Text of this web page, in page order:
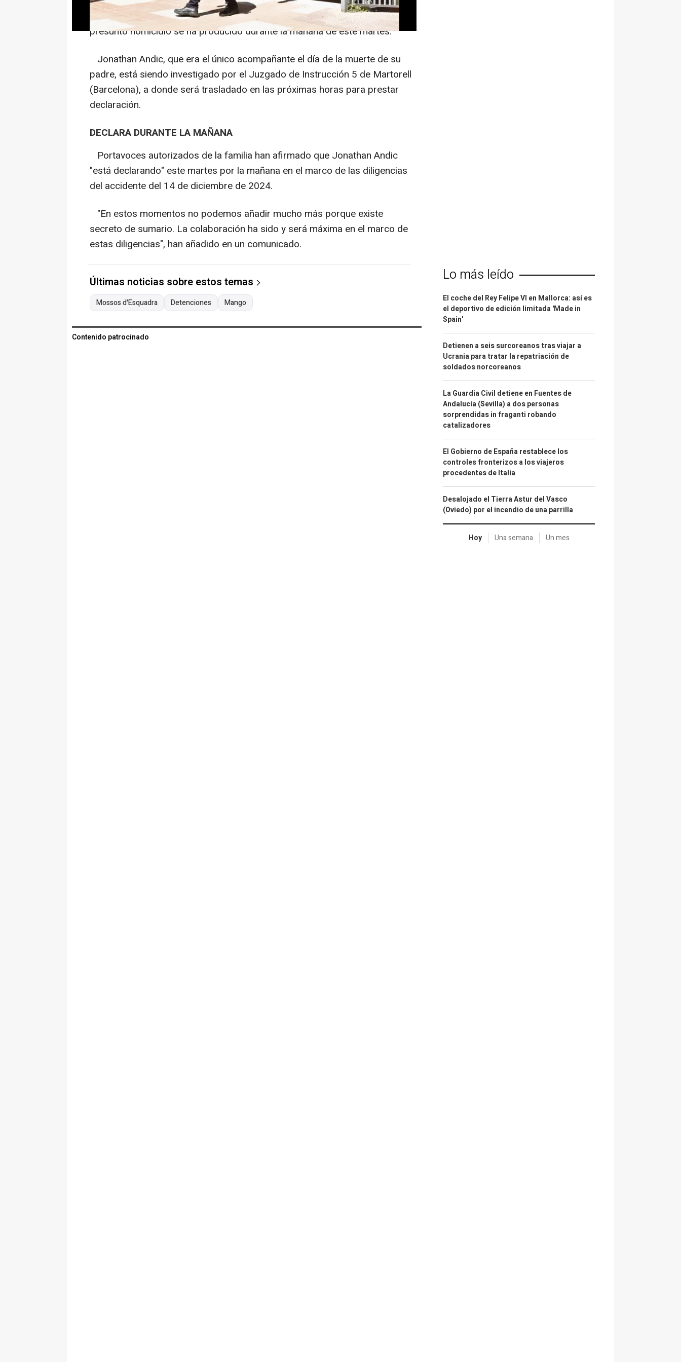
conocedoras de la investigación a Europa Press, la detención por el
presunto homicidio se ha producido durante la mañana de este martes.
Jonathan Andic, que era el único acompañante el día de la muerte de su
padre, está siendo investigado por el Juzgado de Instrucción 5 de Martorell
(Barcelona), a donde será trasladado en las próximas horas para prestar
declaración.
DECLARA DURANTE LA MAÑANA
Portavoces autorizados de la familia han afirmado que Jonathan Andic
"está declarando" este martes por la mañana en el marco de las diligencias
del accidente del 14 de diciembre de 2024.
"En estos momentos no podemos añadir mucho más porque existe
secreto de sumario. La colaboración ha sido y será máxima en el marco de
estas diligencias", han añadido en un comunicado.
Últimas noticias sobre estos temas
Mossos d'Esquadra Detenciones Mango
Contenido patrocinado
Lo más leído
El coche del Rey Felipe VI en Mallorca: así es
el deportivo de edición limitada 'Made in
Spain'
Detienen a seis surcoreanos tras viajar a
Ucrania para tratar la repatriación de
soldados norcoreanos
La Guardia Civil detiene en Fuentes de
Andalucía (Sevilla) a dos personas
sorprendidas in fraganti robando
catalizadores
El Gobierno de España restablece los
controles fronterizos a los viajeros
procedentes de Italia
Desalojado el Tierra Astur del Vasco
(Oviedo) por el incendio de una parrilla
Hoy Una semana Un mes